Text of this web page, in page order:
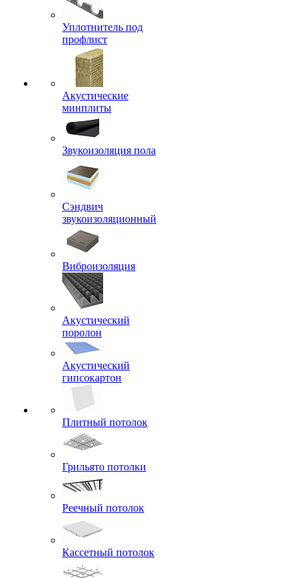
Уплотнитель под
профлист
Акустические
минплиты
Звукоизоляция пола
Сэндвич
звукоизоляционный
Виброизоляция
Акустический
поролон
Акустический
гипсокартон
Плитный потолок
Грильято потолки
Реечный потолок
Кассетный потолок